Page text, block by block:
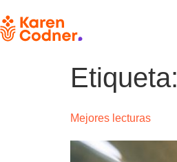
Etiqueta:
Mejores lecturas